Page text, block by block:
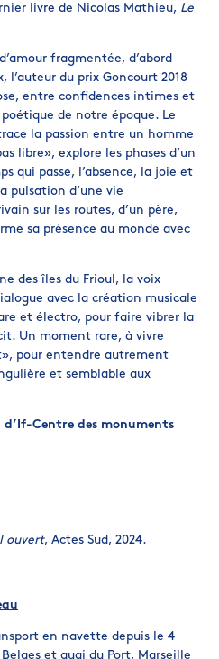
livre de Nicolas Mathieu, Le
fragmentée, d’abord
l’auteur du prix Goncourt 2018
entre confidences intimes et
de notre époque. Le
la passion entre un homme
libre», explore les phases d’un
qui passe, l’absence, la joie et
pulsation d’une vie
sur les routes, d’un père,
sa présence au monde avec
des îles du Frioul, la voix
avec la création musicale
et électro, pour faire vibrer la
Un moment rare, à vivre
pour entendre autrement
et semblable aux
Centre des monuments
ouvert, Actes Sud, 2024.
en navette depuis le 4
et quai du Port, Marseille